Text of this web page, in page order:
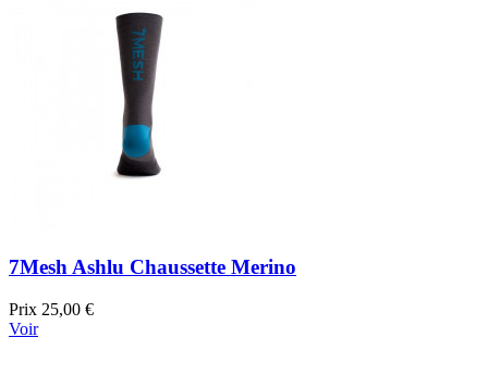
7Mesh Ashlu Chaussette Merino
Prix 25,00 €
Voir